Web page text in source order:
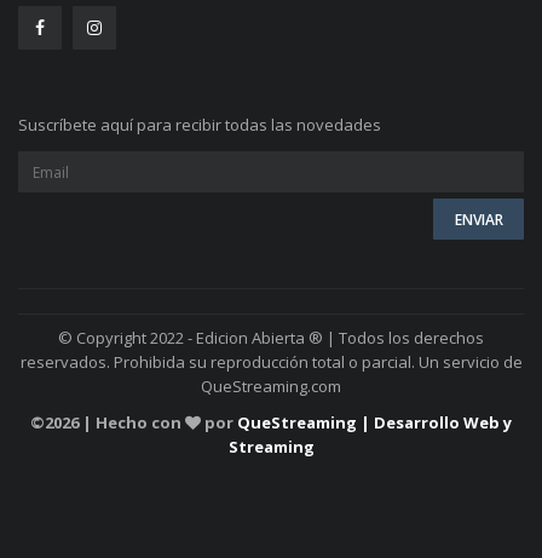
Suscríbete aquí para recibir todas las novedades
© Copyright 2022 - Edicion Abierta ® | Todos los derechos
reservados. Prohibida su reproducción total o parcial. Un servicio de
QueStreaming.com
©2026 | Hecho con por QueStreaming | Desarrollo Web y
Streaming